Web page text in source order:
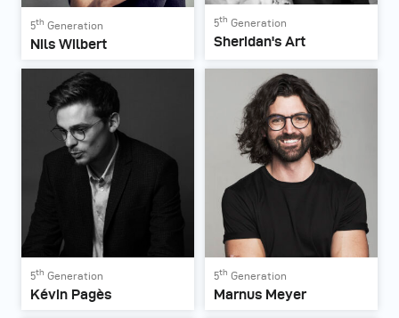
5th Generation
Nils Wilbert
5th Generation
Sheridan's Art
5th Generation
Kévin Pagès
5th Generation
Marnus Meyer